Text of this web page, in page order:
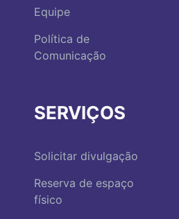
Equipe
Política de
Comunicação
SERVIÇOS
Solicitar divulgação
Reserva de espaço
físico